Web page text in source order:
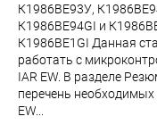
К1986ВЕ93У,
К1986ВЕ94GI и
К1986ВЕ1GI Данная
работать с
IAR EW. В разделе
перечень
EW...